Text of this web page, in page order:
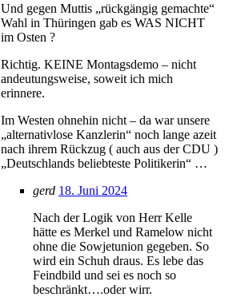
Und gegen Muttis „rückgängig gemachte“
Wahl in Thüringen gab es WAS NICHT
im Osten ?
Richtig. KEINE Montagsdemo – nicht
andeutungsweise, soweit ich mich
erinnere.
Im Westen ohnehin nicht – da war unsere
„alternativlose Kanzlerin“ noch lange azeit
nach ihrem Rückzug ( auch aus der CDU )
„Deutschlands beliebteste Politikerin“ …
gerd 18. Juni 2024
Nach der Logik von Herr Kelle
hätte es Merkel und Ramelow nicht
ohne die Sowjetunion gegeben. So
wird ein Schuh draus. Es lebe das
Feindbild und sei es noch so
beschränkt….oder wirr.